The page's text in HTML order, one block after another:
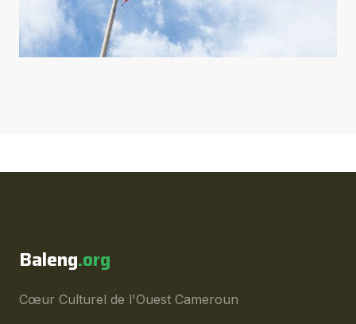
Baleng.org
Cœur Culturel de l'Ouest Cameroun